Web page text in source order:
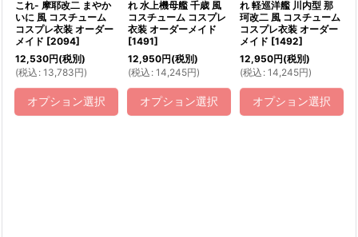
これ- 摩耶改二 まやか
いに 風 コスチューム
コスプレ衣装 オーダー
メイド [2094]
12,530円(税別)
(税込 : 13,783円)
オプション選択
れ 水上機母艦 千歳 風
コスチューム コスプレ
衣装 オーダーメイド
[1491]
12,950円(税別)
(税込 : 14,245円)
オプション選択
れ 軽巡洋艦 川内型 那
珂改二 風 コスチューム
コスプレ衣装 オーダー
メイド [1492]
12,950円(税別)
(税込 : 14,245円)
オプション選択